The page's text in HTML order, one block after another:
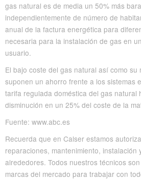
gas natural es de media un 50% más
independientemente de número de
anual de la factura energética para
necesaria para la instalación de gas en
usuario.
El bajo coste del gas natural así como
suponen un ahorro frente a los sistemas
tarifa regulada doméstica del gas
disminución en un 25% del coste de la
Fuente: www.abc.es
Recuerda que en Calser estamos
reparaciones, mantenimiento,
alrededores. Todos nuestros técnicos
marcas del mercado para trabajar con